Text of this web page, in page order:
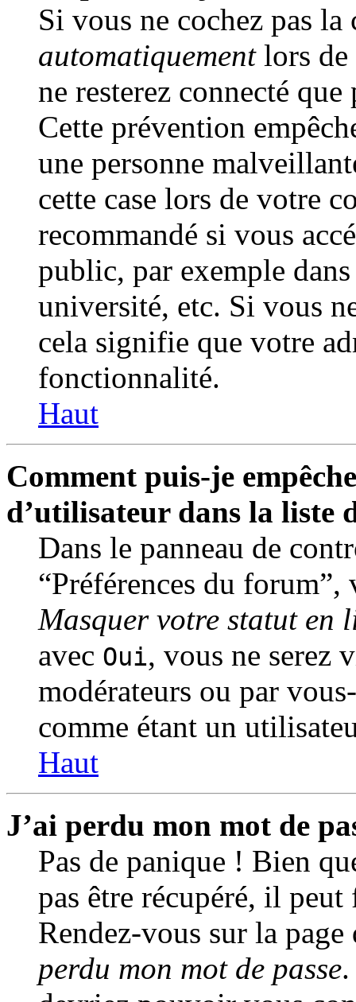
Si vous ne cochez pas la
automatiquementlors de
ne resterez connecté
Cette prévention
une personne
cette case lors de votre
recommandé si vous
public, par exemple
université, etc. Si vous
cela signifie que votre
fonctionnalité.
Haut
Comment puis-je
d’utilisateur dans la liste
Dans le panneau de
“Préférences du
Masquer votre statut en
avec Oui, vous ne serez
modérateurs ou par
comme étant un
Haut
J’ai perdu mon mot de
Pas de panique ! Bien
pas être récupéré, il
Rendez-vous sur la
perdu mon mot de passe